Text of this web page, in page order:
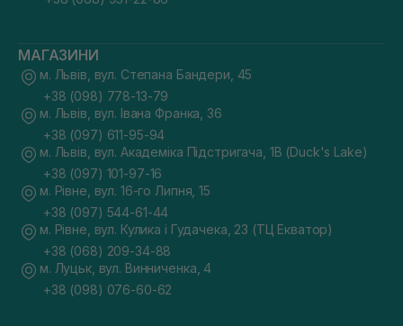
МАГАЗИНИ
м. Львів, вул. Степана Бандери, 45
+38 (098) 778-13-79
м. Львів, вул. Івана Франка, 36
+38 (097) 611-95-94
м. Львів, вул. Академіка Підстригача, 1В (Duck's Lake)
+38 (097) 101-97-16
м. Рівне, вул. 16-го Липня, 15
+38 (097) 544-61-44
м. Рівне, вул. Кулика і Гудачека, 23 (ТЦ Екватор)
+38 (068) 209-34-88
м. Луцьк, вул. Винниченка, 4
+38 (098) 076-60-62